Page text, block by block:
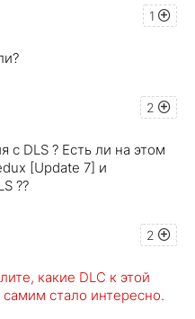
1
2
с DLS ? Есть ли на этом
[Update 7] и
??
2
какие DLC к этой
стало интересно.